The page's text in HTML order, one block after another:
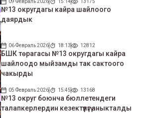
№13 округдагы кайра шайлоого
даярдык
06 Февраль 2026 18:13 12812
БШК төрагасы №13 округдагы кайра
шайлоодо мыйзамды так сактоого
чакырды
05 Февраль 2026 15:45 13168
№13 округ боюнча бюллетендеги
талапкерлердин кезектүүлүгү аныкталды